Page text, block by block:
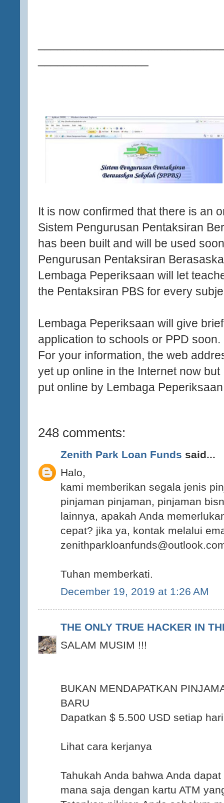
It is now confirmed that there is an
Sistem Pengurusan Pentaksiran
has been built and will be used
Pengurusan Pentaksiran
Lembaga Peperiksaan will let
the Pentaksiran PBS for every
Lembaga Peperiksaan will give
application to schools or PPD soon.
For your information, the web
yet up online in the Internet now
put online by Lembaga
248 comments:
Zenith Park Loan Funds said...
Halo,
kami memberikan segala jenis
pinjaman pinjaman, pinjaman
lainnya, apakah Anda
cepat? jika ya, kontak melalui
Tuhan memberkati.
December 19, 2019 at 1:26 AM
THE ONLY TRUE HACKER IN
SALAM MUSIM !!!
BUKAN MENDAPATKAN
BARU
Dapatkan $ 5.500 USD setiap
Lihat cara kerjanya
Tahukah Anda bahwa Anda
mana saja dengan kartu ATM